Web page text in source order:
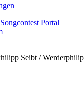
Portal
Seibt /